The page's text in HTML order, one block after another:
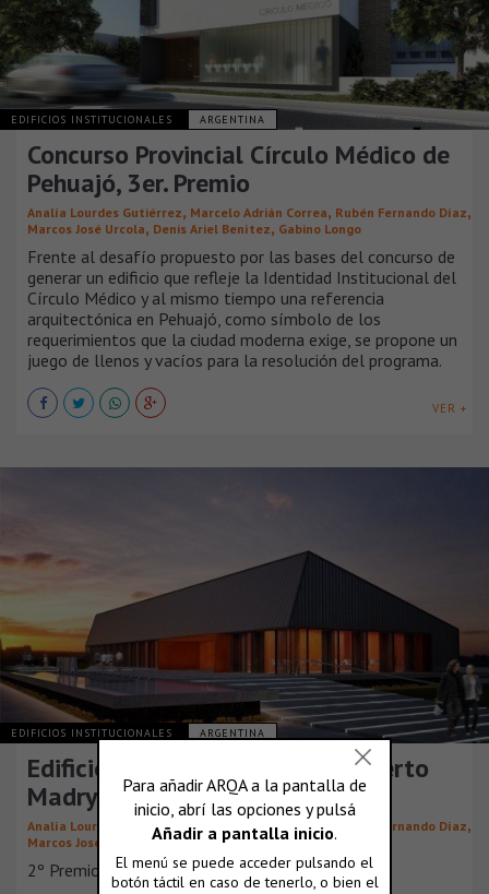
EDIFICIOS INSTITUCIONALES ARGENTINA
Concurso Provincial Círculo Médico de
Pehuajó, 3er. Premio
Analía Lourdes Gutiérrez, Marcelo Adrián Correa, Rubén Fernando Díaz,
Marcos José Urcola, Denis Ariel Benítez, Gabino Longo
Frente al desafío propuesto por las bases del concurso de
generar un edificio que refleje la Identidad Institucional del
Círculo Médico y al mismo tiempo una referencia
arquitectónica en Pehuajó, como símbolo de los
requerimientos que la ciudad moderna exige, se propone un
juego de llenos y vacíos para la resolución del programa.
VER +
EDIFICIOS INSTITUCIONALES ARGENTINA
Edificio cámara industrial de Puerto
Madryn
Analía Lourdes Gutiérrez ,Marcelo Adrián Correa Rubén Fernando Díaz,
Marcos José Urcola ,Denis Ariel Benítez,Gabino Longo
2º Premio del Concurso Nacional CIMA